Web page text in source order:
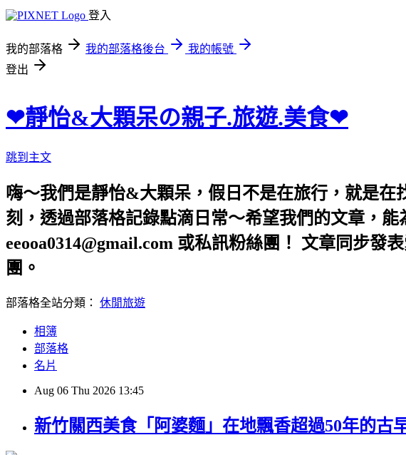
登入
我的部落格 我的部落格後台
我的帳號
登出
❤靜怡&大顆呆の親子.旅遊.美食❤
跳到主文
嗨～我們是靜怡&大顆呆，假日不是在旅行，就是
刻，透過部落格記錄點滴日常～希望我們的文章，能
eeooa0314@gmail.com 或私訊粉絲團！ 文章同步
團。
部落格全站分類： 休閒旅遊
相簿
部落格
名片
Aug 06 Thu 2026 13:45
新竹關西美食「阿婆麵」在地飄香超過50年的古